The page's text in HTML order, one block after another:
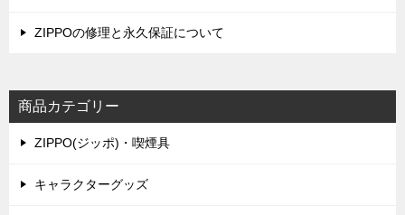
ZIPPOの修理と永久保証について
商品カテゴリー
ZIPPO(ジッポ)・喫煙具
キャラクターグッズ